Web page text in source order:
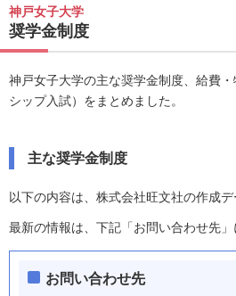
神戸女子大学
奨学金制度
神戸女子大学の主な奨学金制度、給費
シップ入試）をまとめました。
主な奨学金制度
以下の内容は、株式会社旺文社の作成デ
最新の情報は、下記「お問い合わせ先」
お問い合わせ先